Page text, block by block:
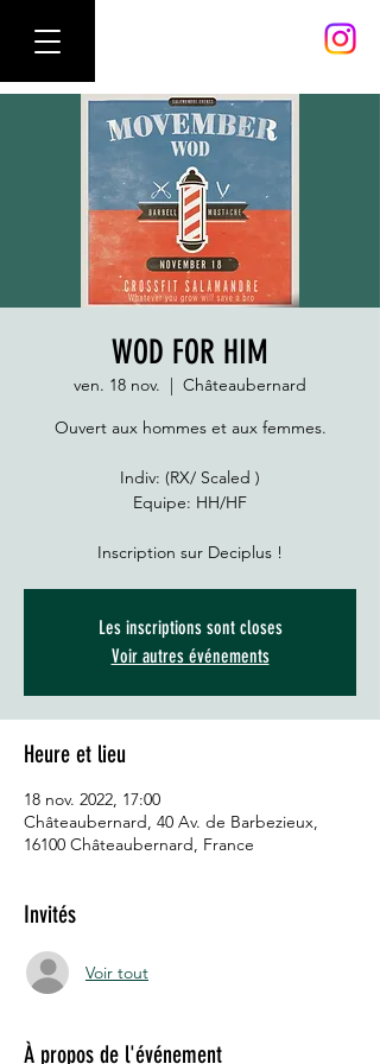
WOD FOR HIM
ven. 18 nov.
  |
Châteaubernard
Ouvert aux hommes et aux femmes.
Indiv: (RX/ Scaled )
Equipe: HH/HF
Inscription sur Deciplus !
Les inscriptions sont closes
Voir autres événements
Heure et lieu
18 nov. 2022, 17:00
Châteaubernard, 40 Av. de Barbezieux,
16100 Châteaubernard, France
Invités
Voir tout
À propos de l'événement